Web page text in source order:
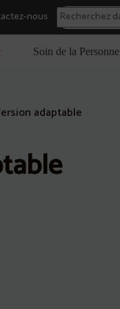
nous
Soin de la Personne
adaptable